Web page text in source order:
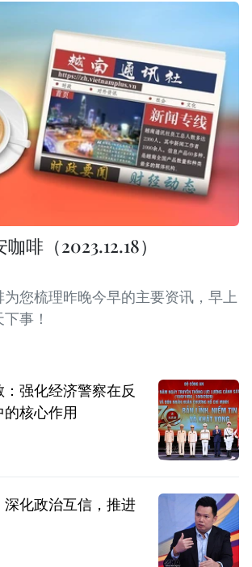
啡（2023.12.18）
您梳理昨晚今早的主要资讯，早上
事！
强化经济警察在反
核心作用
化政治互信，推进